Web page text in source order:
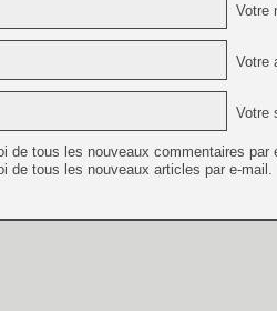
Votre
Votre
Votre
de tous les nouveaux commentaires par
de tous les nouveaux articles par e-mail.